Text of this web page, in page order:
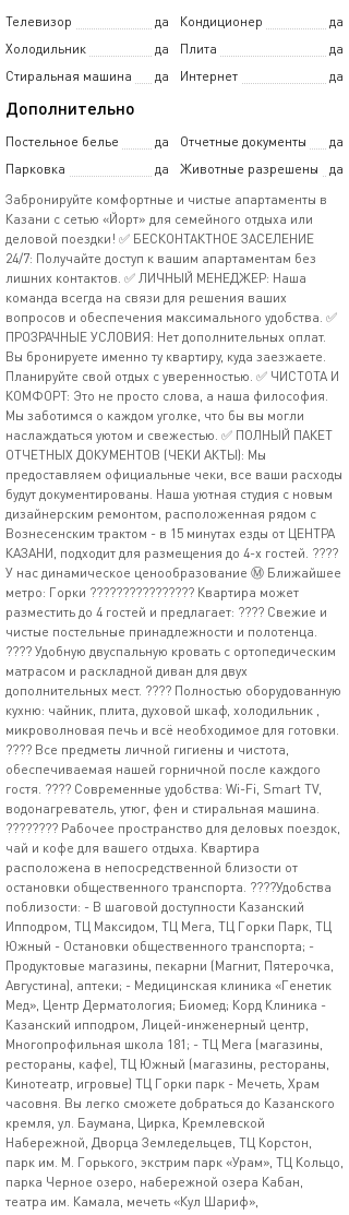
Телевизор да Кондиционер
да
Холодильник
да Плита
да
Стиральная машина
да Интернет да
Дополнительно
Постельное белье да Отчетные документы
да
Парковка
да Животные разрешены
да
Забронируйте комфортные и чистые апартаменты в
Казани с сетью «Йорт» для семейного отдыха или
деловой поездки! ✅ БЕСКОНТАКТНОЕ ЗАСЕЛЕНИЕ
24/7: Получайте доступ к вашим апартаментам без
лишних контактов. ✅ ЛИЧНЫЙ МЕНЕДЖЕР: Наша
команда всегда на связи для решения ваших
вопросов и обеспечения максимального удобства. ✅
ПРОЗРАЧНЫЕ УСЛОВИЯ: Нет дополнительных оплат.
Вы бронируете именно ту квартиру, куда заезжаете.
Планируйте свой отдых с уверенностью. ✅ ЧИСТОТА И
КОМФОРТ: Это не просто слова, а наша философия.
Мы заботимся о каждом уголке, что бы вы могли
наслаждаться уютом и свежестью. ✅ ПОЛНЫЙ ПАКЕТ
ОТЧЕТНЫХ ДОКУМЕНТОВ (ЧЕКИ АКТЫ): Мы
предоставляем официальные чеки, все ваши расходы
будут документированы. Наша уютная студия с новым
дизайнерским ремонтом, расположенная рядом с
Вознесенским трактом - в 15 минутах езды от ЦЕНТРА
КАЗАНИ, подходит для размещения до 4-х гостей. ????
У нас динамическое ценообразование Ⓜ️ Ближайшее
метро: Горки ????‍????‍????‍???? Квартира может
разместить до 4 гостей и предлагает: ???? Свежие и
чистые постельные принадлежности и полотенца.
???? Удобную двуспальную кровать с ортопедическим
матрасом и раскладной диван для двух
дополнительных мест. ???? Полностью оборудованную
кухню: чайник, плита, духовой шкаф, холодильник ,
микроволновая печь и всё необходимое для готовки.
???? Все предметы личной гигиены и чистота,
обеспечиваемая нашей горничной после каждого
гостя. ???? Современные удобства: Wi-Fi, Smart TV,
водонагреватель, утюг, фен и стиральная машина.
????‍???? Рабочее пространство для деловых поездок,
чай и кофе для вашего отдыха. Квартира
расположена в непосредственной близости от
остановки общественного транспорта. ????Удобства
поблизости: - В шаговой доступности Казанский
Ипподром, ТЦ Максидом, ТЦ Мега, ТЦ Горки Парк, ТЦ
Южный - Остановки общественного транспорта; -
Продуктовые магазины, пекарни (Магнит, Пятерочка,
Августина), аптеки; - Медицинская клиника «Генетик
Мед», Центр Дерматология; Биомед; Корд Клиника -
Казанский ипподром, Лицей-инженерный центр,
Многопрофильная школа 181; - ТЦ Мега (магазины,
рестораны, кафе), ТЦ Южный (магазины, рестораны,
Кинотеатр, игровые) ТЦ Горки парк - Мечеть, Храм
часовня. Вы легко сможете добраться до Казанского
кремля, ул. Баумана, Цирка, Кремлевской
Набережной, Дворца Земледельцев, ТЦ Корстон,
парк им. М. Горького, экстрим парк «Урам», ТЦ Кольцо,
парка Черное озеро, набережной озера Кабан,
театра им. Камала, мечеть «Кул Шариф»,